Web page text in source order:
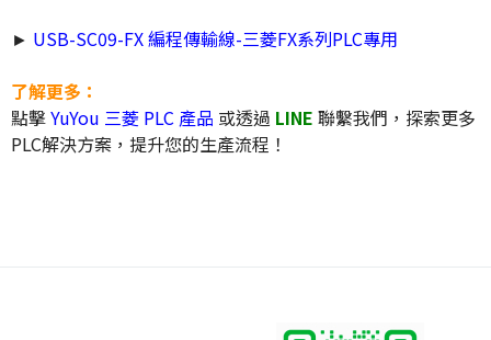
► USB-SC09-FX 編程傳輸線-三菱FX系列PLC專用
了解更多：
點擊YuYou 三菱 PLC 產品 或透過 LINE 聯繫我們，探索更多
PLC解決方案，提升您的生產流程！